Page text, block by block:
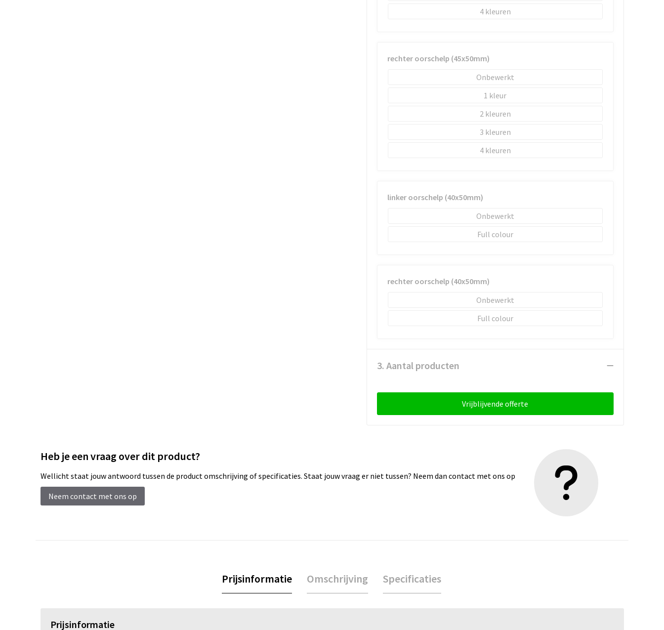
4
rechter oorschelp (45x50mm)
Onbewerkt
1
2
3
4
linker oorschelp (40x50mm)
Onbewerkt
Full colour
rechter oorschelp (40x50mm)
Onbewerkt
Full colour
3. Aantal producten
Vrijblijvende offerte
Heb je een vraag over dit product?
Wellicht staat jouw antwoord tussen de product omschrijving of specificaties. Staat jouw vraag er niet tussen? Neem dan contact met ons op
Neem contact met ons op
Prijsinformatie Omschrijving Specificaties
Prijsinformatie